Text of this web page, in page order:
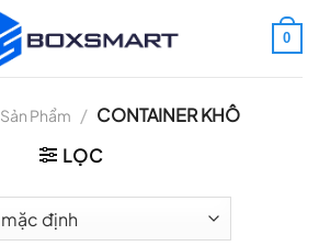
0
Sản Phẩm / CONTAINER KHÔ
LỌC